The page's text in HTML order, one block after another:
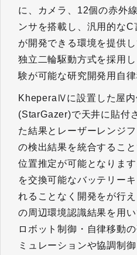
に、カメラ、12個の赤外
ンサを搭載し、汎用的な
が開発できる環境を提供
独立二輪駆動方式を採用
験が可能な研究開発用自律
KheperaⅣに設置した屋内
(StarGazer)で天井に貼付
た結果とレーザーレンジ
の検出結果を統合するこ
位置推定が可能となりま
を交換可能なバッテリー
れることなく開発をが行
の周辺環境認識結果を用
ロボット制御・自律移動
ミュレーションや協調制